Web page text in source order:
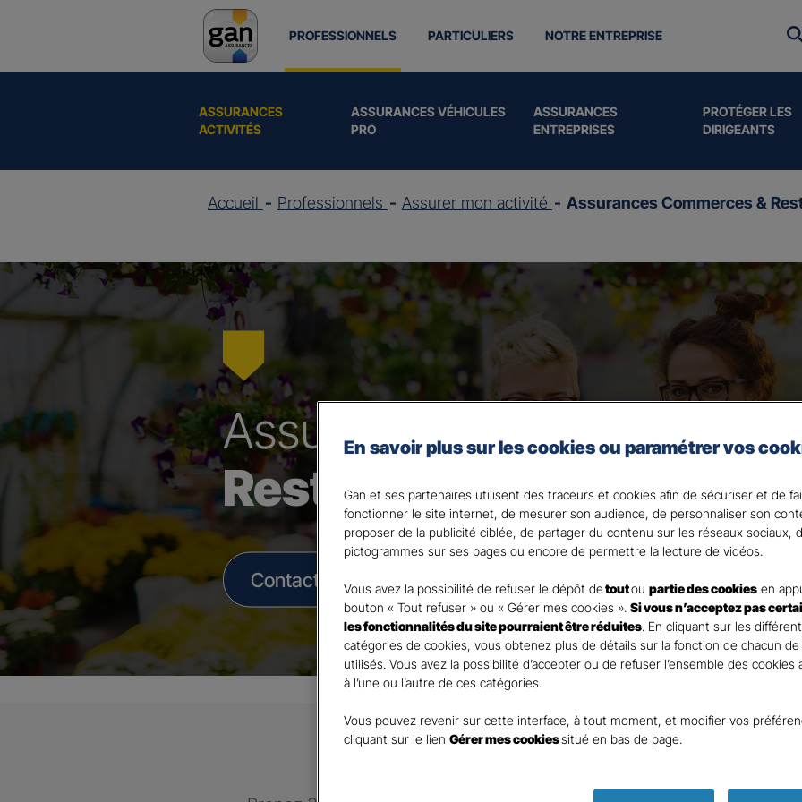
PROFESSIONNELS
ASSURANCES
ACTIVITÉS
ASSURANCES VÉHICULES
PRO
ASSURANCES
ENTREPRISES
PROTÉGER LES
DIRIGEANTS
PARTICULIERS NOTRE ENTREPRISE
Accueil Professionnels Assurer mon activité Assurances Commerces &
AssurancesCommerces
Restaurants
Contacter un Agent
DEMANDE DE DEVIS
En savoir plus sur les cookies ou paramétrer vos
Gan et ses partenaires utilisent des traceurs et cookies afin de sécuriser et de
fonctionner le site internet, de mesurer son audience, de personnaliser son
proposer de la publicité ciblée, de partager du contenu sur les réseaux sociaux,
pictogrammes sur ses pages ou encore de permettre la lecture de vidéos.
Vous avez la possibilité de refuser le dépôt detoutou partie des cookies en
bouton « Tout refuser » ou « Gérer mes cookies ». Si vous n’acceptez pas
les fonctionnalités du site pourraient être réduites. En cliquant sur les
catégories de cookies, vous obtenez plus de détails sur la fonction de chacun
utilisés. Vous avez la possibilité d’accepter ou de refuser l’ensemble des cookies
à l’une ou l’autre de ces catégories.
Vous pouvez revenir sur cette interface, à tout moment, et modifier vos
cliquant sur le lien Gérer mes cookiessitué en bas de page.